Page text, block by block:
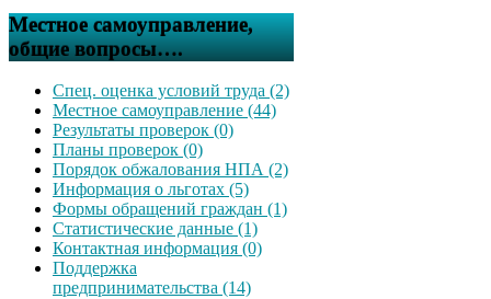
Местное самоуправление,
общие вопросы….
Спец. оценка условий труда (2)
Местное самоуправление (44)
Результаты проверок (0)
Планы проверок (0)
Порядок обжалования НПА (2)
Информация о льготах (5)
Формы обращений граждан (1)
Статистические данные (1)
Контактная информация (0)
Поддержка
предпринимательства (14)